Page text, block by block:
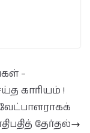
–
காரியம் !
தேர்தல்